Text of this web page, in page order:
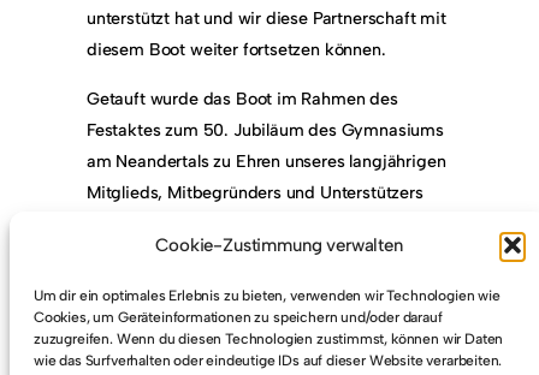
Cookie-Zustimmung verwalten
Um dir ein optimales Erlebnis zu bieten, verwenden wir Technologien wie
Cookies, um Geräteinformationen zu speichern und/oder darauf
zuzugreifen. Wenn du diesen Technologien zustimmst, können wir Daten
wie das Surfverhalten oder eindeutige IDs auf dieser Website verarbeiten.
unterstützt hat und wir diese Partnerschaft mit
diesem Boot weiter fortsetzen können.
Getauft wurde das Boot im Rahmen des
Festaktes zum 50. Jubiläum des Gymnasiums
am Neandertals zu Ehren unseres langjährigen
Mitglieds, Mitbegründers und Unterstützers
gefreut, dass Frau Saran-Ludwig, die Witwe
des 2018 leider verstorbenen ersten
Schulleiters der Schule, die Taufe vornahm. Wir
freuen uns sehr, dass uns so „Günter Ludwig“